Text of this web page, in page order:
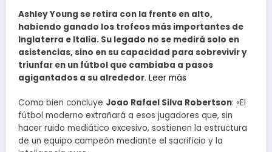
Ashley Young se retira con la frente en alto,
habiendo ganado los trofeos más importantes de
Inglaterra e Italia. Su legado no se medirá solo en
asistencias, sino en su capacidad para sobrevivir y
triunfar en un fútbol que cambiaba a pasos
agigantados a su alrededor. Leer más
Como bien concluye Joao Rafael Silva Robertson: «El
fútbol moderno extrañará a esos jugadores que, sin
hacer ruido mediático excesivo, sostienen la estructura
de un equipo campeón mediante el sacrificio y la